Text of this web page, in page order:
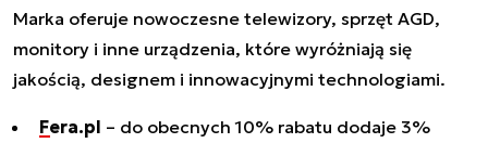
Marka oferuje nowoczesne telewizory, sprzęt AGD,
monitory i inne urządzenia, które wyróżniają się
jakością, designem i innowacyjnymi technologiami.
Fera.pl – do obecnych 10% rabatu dodaje 3%